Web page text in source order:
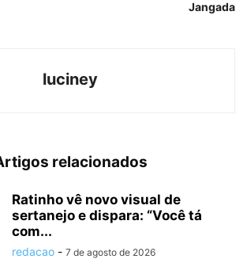
Jangada
luciney
relacionados
Ratinho vê novo visual de
sertanejo e dispara: “Você tá
com...
redacao - 7 de agosto de 2026